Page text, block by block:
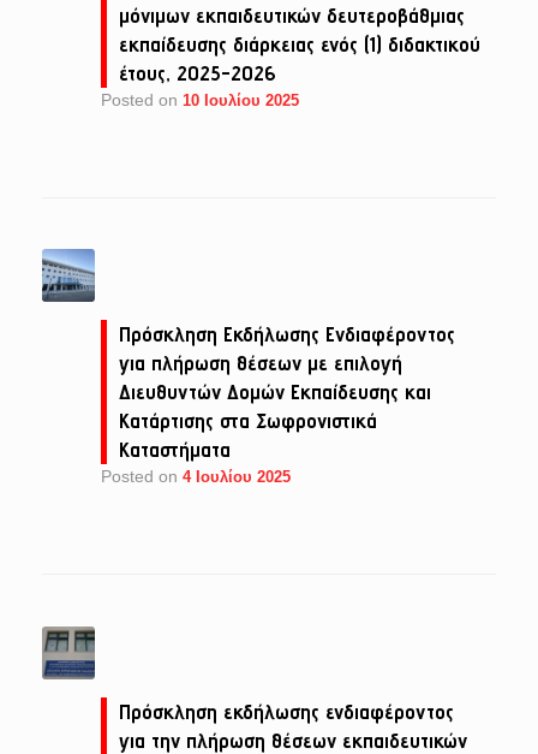
μόνιμων εκπαιδευτικών δευτεροβάθμιας
εκπαίδευσης διάρκειας ενός (1) διδακτικού
έτους, 2025-2026
Posted on 10 Ιουλίου 2025
Πρόσκληση Εκδήλωσης Ενδιαφέροντος
για πλήρωση θέσεων με επιλογή
Διευθυντών Δομών Εκπαίδευσης και
Κατάρτισης στα Σωφρονιστικά
Καταστήματα
Posted on 4 Ιουλίου 2025
Πρόσκληση εκδήλωσης ενδιαφέροντος
για την πλήρωση θέσεων εκπαιδευτικών